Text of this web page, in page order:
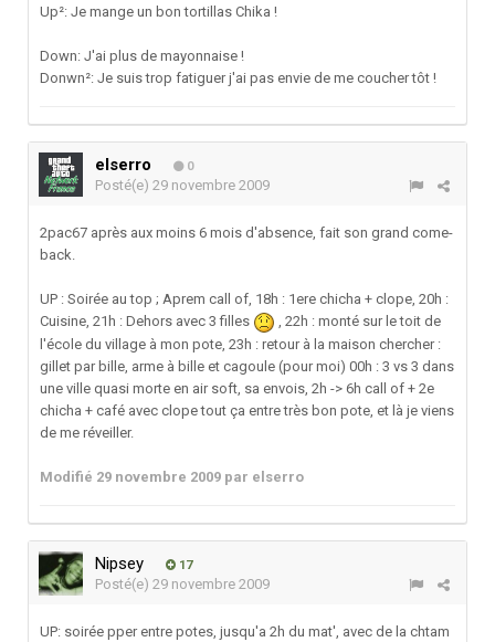
Up²: Je mange un bon tortillas Chika !
Down: J'ai plus de mayonnaise !
Donwn²: Je suis trop fatiguer j'ai pas envie de me coucher tôt !
elserro 0
Posté(e) 29 novembre 2009
2pac67 après aux moins 6 mois d'absence, fait son grand come-
back.
UP : Soirée au top ; Aprem call of, 18h : 1ere chicha + clope, 20h :
Cuisine, 21h : Dehors avec 3 filles
, 22h : monté sur le toit de
l'école du village à mon pote, 23h : retour à la maison chercher :
gillet par bille, arme à bille et cagoule (pour moi) 00h : 3 vs 3 dans
une ville quasi morte en air soft, sa envois, 2h -> 6h call of + 2e
chicha + café avec clope tout ça entre très bon pote, et là je viens
de me réveiller.
Modifié 29 novembre 2009 par elserro
Nipsey 17
Posté(e) 29 novembre 2009
UP: soirée pper entre potes, jusqu'a 2h du mat', avec de la chtam